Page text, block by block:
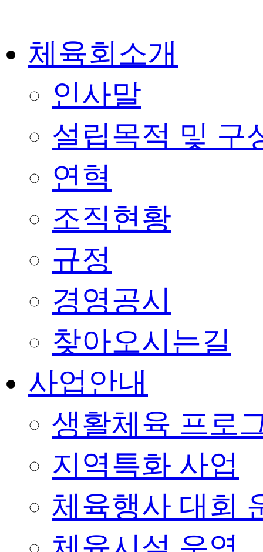
체육회소개
인사말
설립목적 및 구
연혁
조직현황
규정
경영공시
찾아오시는길
사업안내
생활체육 프로
지역특화 사업
체육행사 대회